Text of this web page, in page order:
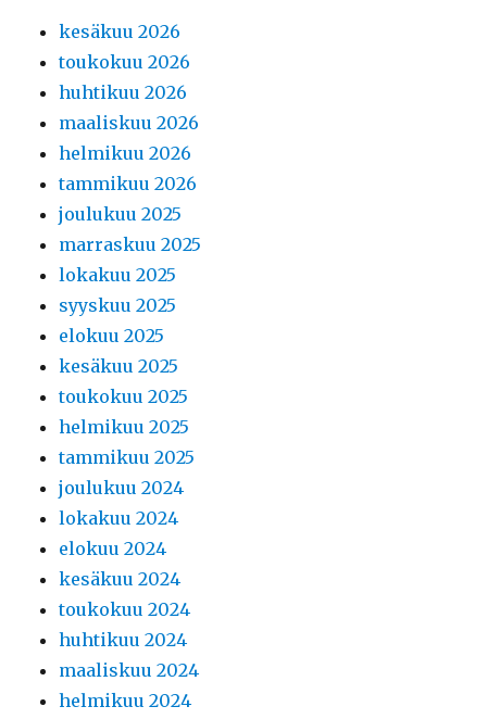
kesäkuu 2026
toukokuu 2026
huhtikuu 2026
maaliskuu 2026
helmikuu 2026
tammikuu 2026
joulukuu 2025
marraskuu 2025
lokakuu 2025
syyskuu 2025
elokuu 2025
kesäkuu 2025
toukokuu 2025
helmikuu 2025
tammikuu 2025
joulukuu 2024
lokakuu 2024
elokuu 2024
kesäkuu 2024
toukokuu 2024
huhtikuu 2024
maaliskuu 2024
helmikuu 2024